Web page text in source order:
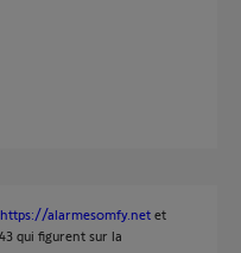
https://alarmesomfy.net et
qui figurent sur la